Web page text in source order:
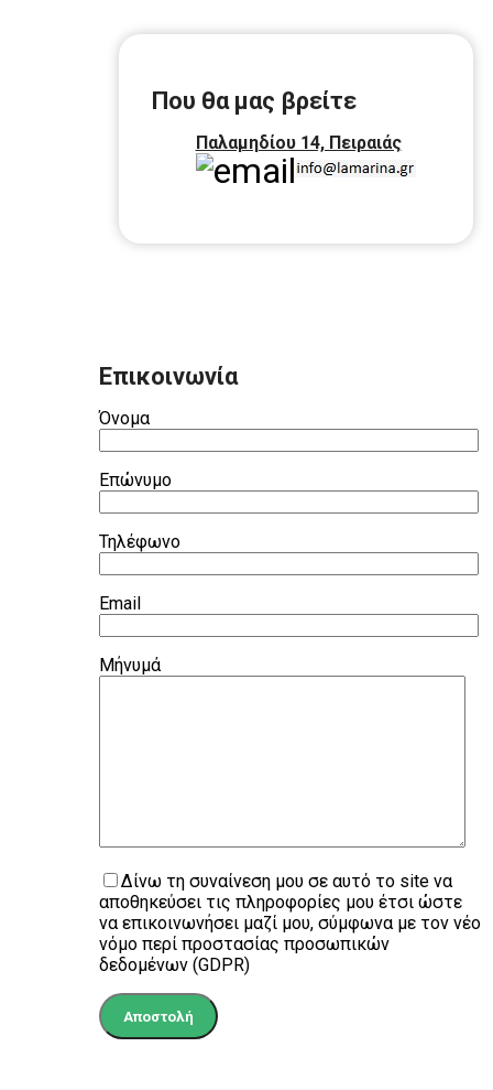
Που θα μας βρείτε
Παλαμηδίου 14, Πειραιάς
Επικοινωνία
Όνομα
Επώνυμο
Τηλέφωνο
Email
Μήνυμά
Δίνω τη συναίνεση μου σε αυτό το site να
αποθηκεύσει τις πληροφορίες μου έτσι ώστε
να επικοινωνήσει μαζί μου, σύμφωνα με τον νέο
νόμο περί προστασίας προσωπικών
δεδομένων (GDPR)